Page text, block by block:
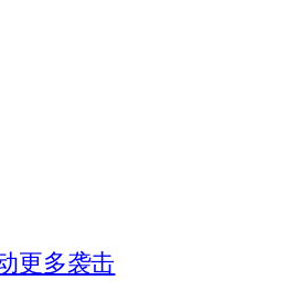
更多袭击